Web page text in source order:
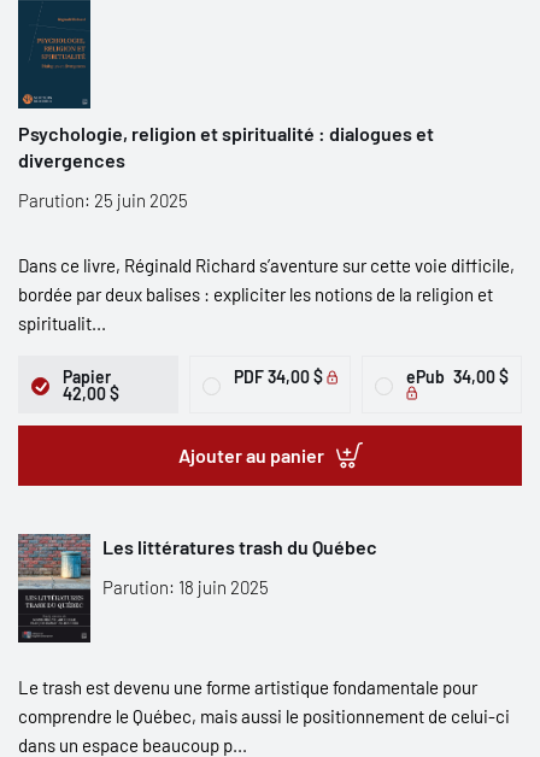
Psychologie, religion et spiritualité : dialogues et
divergences
Parution: 25 juin 2025
Dans ce livre, Réginald Richard s’aventure sur cette voie difficile,
bordée par deux balises : expliciter les notions de la religion et
spiritualit...
Papier
42,00 $
PDF34,00 $ ePub 34,00 $
Ajouter au panier
Les littératures trash du Québec
Parution: 18 juin 2025
Le trash est devenu une forme artistique fondamentale pour
comprendre le Québec, mais aussi le positionnement de celui-ci
dans un espace beaucoup p...